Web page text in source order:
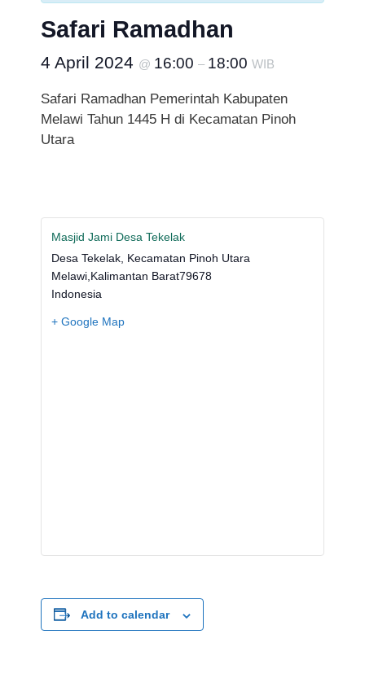
Safari Ramadhan
4 April 2024 @ 16:00 – 18:00 WIB
Safari Ramadhan Pemerintah Kabupaten
Melawi Tahun 1445 H di Kecamatan Pinoh
Utara
Masjid Jami Desa Tekelak
Desa Tekelak, Kecamatan Pinoh Utara
Melawi,Kalimantan Barat79678
Indonesia
+ Google Map
Add to calendar